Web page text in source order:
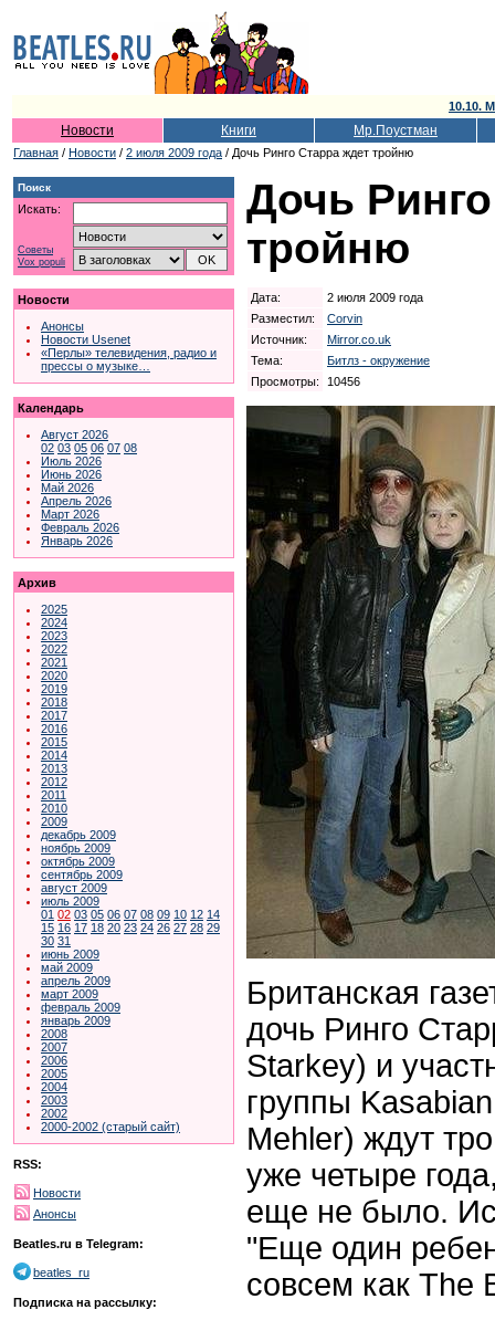
10.10.
Новости Книги Мр.Поустман
Главная / Новости / 2 июля 2009 года / Дочь Ринго Старра ждет тройню
Поиск
Искать:
Советы
Vox populi
Новости
Анонсы
Новости Usenet
«Перлы» телевидения, радио и
прессы о музыке…
Календарь
Август 2026
02 03 05 06 07 08
Июль 2026
Июнь 2026
Май 2026
Апрель 2026
Март 2026
Февраль 2026
Январь 2026
Архив
2025
2024
2023
2022
2021
2020
2019
2018
2017
2016
2015
2014
2013
2012
2011
2010
2009
декабрь 2009
ноябрь 2009
октябрь 2009
сентябрь 2009
август 2009
июль 2009
01 02 03 05 06 07 08 09 10 12 14
15 16 17 18 20 23 24 26 27 28 29
30 31
июнь 2009
май 2009
апрель 2009
март 2009
февраль 2009
январь 2009
2008
2007
2006
2005
2004
2003
2002
2000-2002 (старый сайт)
RSS:
Новости
Анонсы
Beatles.ru в Telegram:
beatles_ru
Подписка на рассылку:
Дочь
тройню
Дата:
2 июля 2009 года
Разместил:
Corvin
Источник:
Mirror.co.uk
Тема:
Битлз - окружение
Просмотры:
10456
Британская
дочь Ринго
Starkey) и
группы
Mehler) ждут
уже четыре
еще не было.
"Еще один
совсем как The